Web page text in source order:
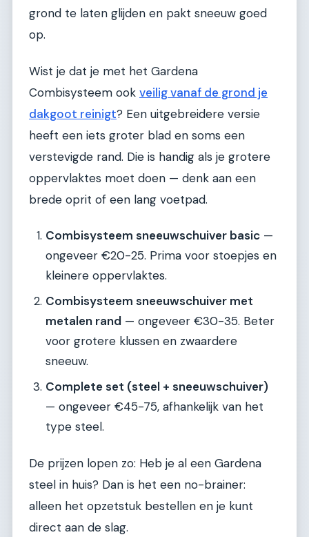
grond te laten glijden en pakt sneeuw goed
op.
Wist je dat je met het Gardena
Combisysteem ook veilig vanaf de grond je
dakgoot reinigt? Een uitgebreidere versie
heeft een iets groter blad en soms een
verstevigde rand. Die is handig als je grotere
oppervlaktes moet doen — denk aan een
brede oprit of een lang voetpad.
Combisysteem sneeuwschuiver basic —
ongeveer €20-25. Prima voor stoepjes en
kleinere oppervlaktes.
Combisysteem sneeuwschuiver met
metalen rand — ongeveer €30-35. Beter
voor grotere klussen en zwaardere
sneeuw.
Complete set (steel + sneeuwschuiver)
— ongeveer €45-75, afhankelijk van het
type steel.
De prijzen lopen zo: Heb je al een Gardena
steel in huis? Dan is het een no-brainer:
alleen het opzetstuk bestellen en je kunt
direct aan de slag.